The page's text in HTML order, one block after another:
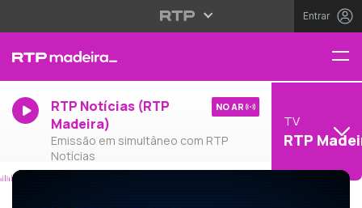
Entrar
RTP Notícias (RTP
Madeira)
Emissão em simultâneo com RTP
Notícias
NO AR
TV
RTP